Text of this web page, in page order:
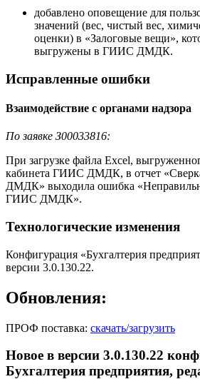
добавлено оповещение для
значений (вес, чистый вес,
оценки) в «Залоговые вещи»,
выгружены в ГИИС ДМДК.
Исправленные ошибки
Взаимодействие с органами надзора
По заявке З00033816:
При загрузке файла Excel,
кабинета ГИИС ДМДК, в отчет
ДМДК» выходила ошибка
ГИИС ДМДК».
Технологические изменения
Конфигурация «Бухгалтерия
версии 3.0.130.22.
Обновления:
ПРОФ поставка: скачать/загрузить
Новое в версии 3.0.130.22
Бухгалтерия предприятия,